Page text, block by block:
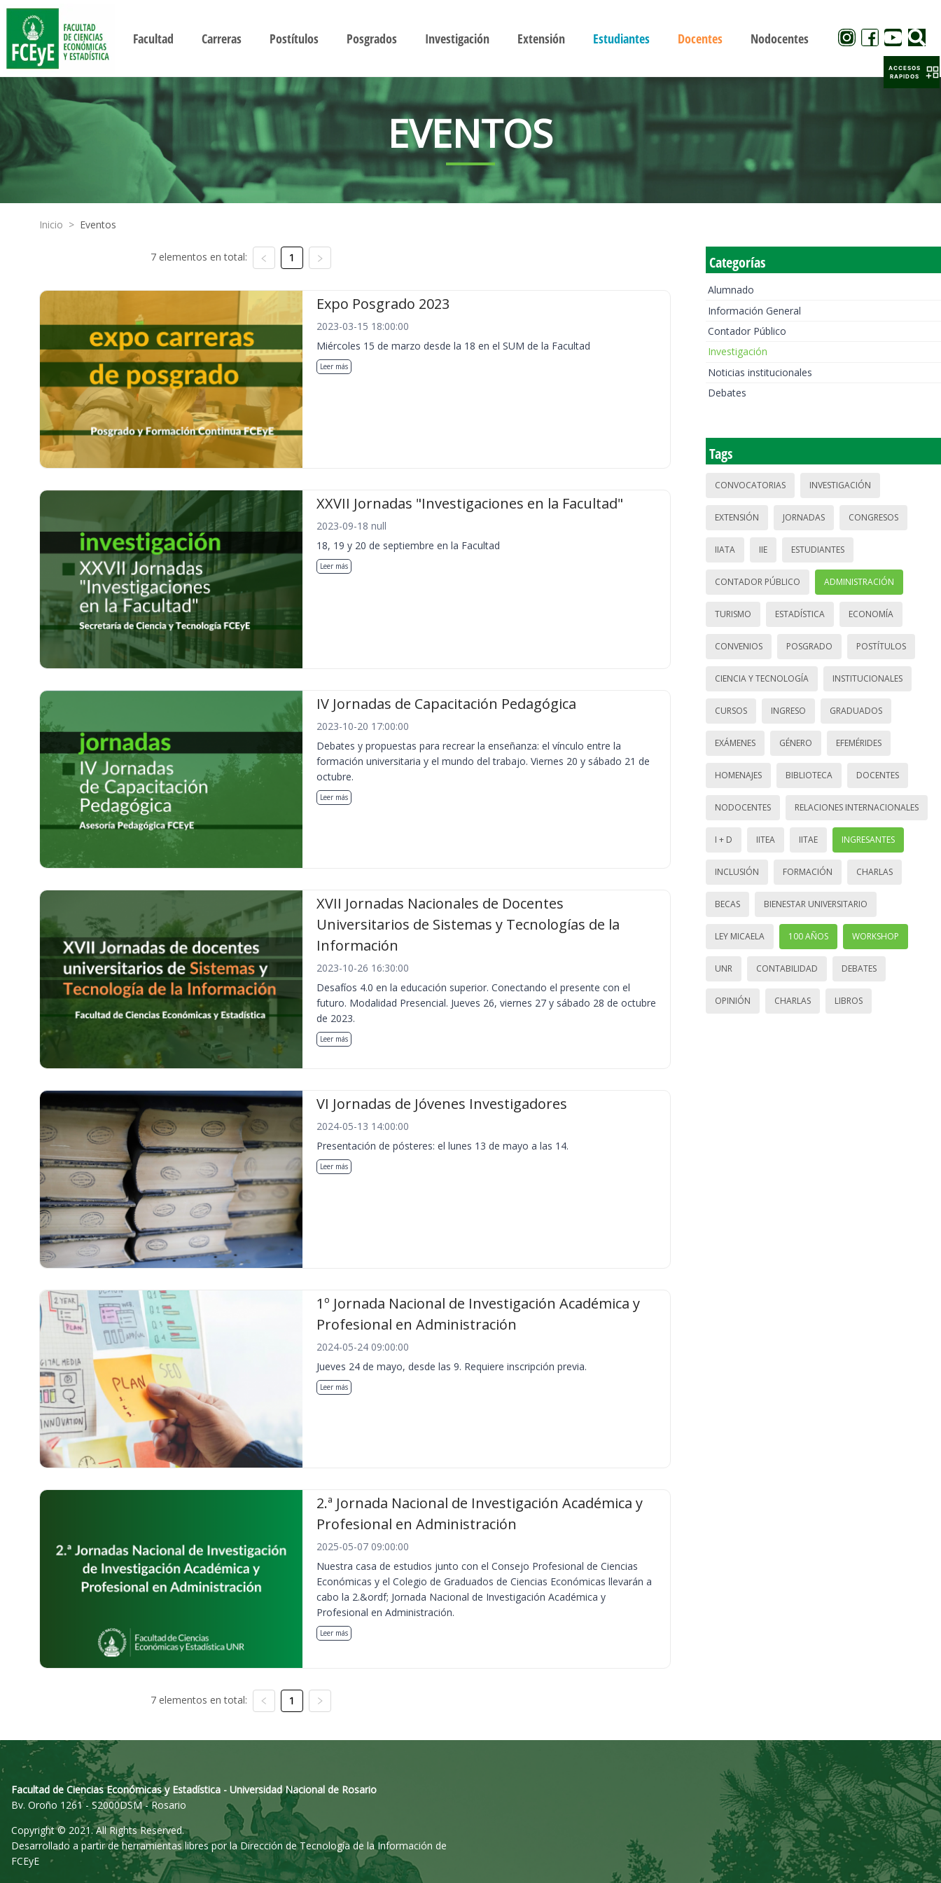
Facultad Carreras Postítulos Posgrados Investigación Extensión Estudiantes Docentes Nodocentes
EVENTOS
Inicio > Eventos
7 elementos en total: 1
Expo Posgrado 2023
2023-03-15 18:00:00
Miércoles 15 de marzo desde la 18 en el SUM de la Facultad
Leer más
XXVII Jornadas "Investigaciones en la Facultad"
2023-09-18 null
18, 19 y 20 de septiembre en la Facultad
Leer más
IV Jornadas de Capacitación Pedagógica
2023-10-20 17:00:00
Debates y propuestas para recrear la enseñanza: el vínculo entre la
formación universitaria y el mundo del trabajo. Viernes 20 y sábado 21 de
octubre.
Leer más
XVII Jornadas Nacionales de Docentes
Universitarios de Sistemas y Tecnologías de la
Información
2023-10-26 16:30:00
Desafíos 4.0 en la educación superior. Conectando el presente con el
futuro. Modalidad Presencial. Jueves 26, viernes 27 y sábado 28 de octubre
de 2023.
Leer más
VI Jornadas de Jóvenes Investigadores
2024-05-13 14:00:00
Presentación de pósteres: el lunes 13 de mayo a las 14.
Leer más
1º Jornada Nacional de Investigación Académica y
Profesional en Administración
2024-05-24 09:00:00
Jueves 24 de mayo, desde las 9. Requiere inscripción previa.
Leer más
2.ª Jornada Nacional de Investigación Académica y
Profesional en Administración
2025-05-07 09:00:00
Nuestra casa de estudios junto con el Consejo Profesional de Ciencias
Económicas y el Colegio de Graduados de Ciencias Económicas llevarán a
cabo la 2.&ordf; Jornada Nacional de Investigación Académica y
Profesional en Administración.
Leer más
7 elementos en total: 1
Categorías
Alumnado
Información General
Contador Público
Investigación
Noticias institucionales
Debates
Tags
CONVOCATORIAS INVESTIGACIÓN
EXTENSIÓN JORNADAS CONGRESOS
IIATA IIE ESTUDIANTES
CONTADOR PÚBLICO ADMINISTRACIÓN
TURISMO ESTADÍSTICA ECONOMÍA
CONVENIOS POSGRADO POSTÍTULOS
CIENCIA Y TECNOLOGÍA INSTITUCIONALES
CURSOS INGRESO GRADUADOS
EXÁMENES GÉNERO EFEMÉRIDES
HOMENAJES BIBLIOTECA DOCENTES
NODOCENTES RELACIONES INTERNACIONALES
I + D IITEA IITAE INGRESANTES
INCLUSIÓN FORMACIÓN CHARLAS
BECAS BIENESTAR UNIVERSITARIO
LEY MICAELA 100 AÑOS WORKSHOP
UNR CONTABILIDAD DEBATES
OPINIÓN CHARLAS LIBROS
Facultad de Ciencias Económicas y Estadística - Universidad Nacional de Rosario
Bv. Oroño 1261 - S2000DSM - Rosario
Copyright © 2021. All Rights Reserved.
Desarrollado a partir de herramientas libres por la Dirección de Tecnología de la Información de
FCEyE
ACCESOS
RAPIDOS